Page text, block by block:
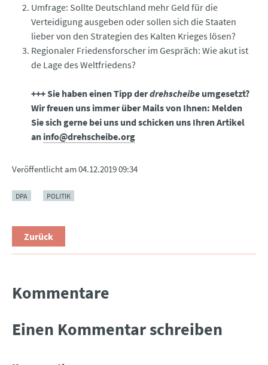
Umfrage: Sollte Deutschland mehr Geld für die
Verteidigung ausgeben oder sollen sich die Staaten
lieber von den Strategien des Kalten Krieges lösen?
Regionaler Friedensforscher im Gespräch: Wie akut ist
de Lage des Weltfriedens?
+++ Sie haben einen Tipp derdrehscheibe umgesetzt?
Wir freuen uns immer über Mails von Ihnen: Melden
Sie sich gerne bei uns und schicken uns Ihren Artikel
an info@drehscheibe.org
Veröffentlicht am04.12.2019 09:34
DPA POLITIK
Zurück
Kommentare
Einen Kommentar schreiben